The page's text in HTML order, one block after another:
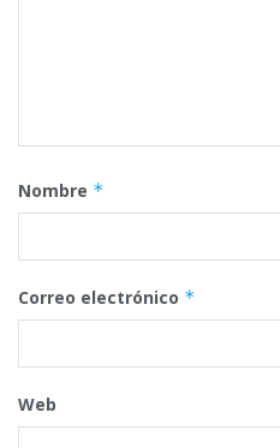
Nombre *
Correo electrónico *
Web